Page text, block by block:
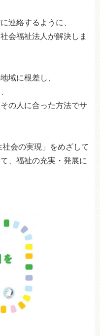
連絡するように、
会福祉法人が解決しま
域に根差し、
の人に合った方法でサ
会の実現」をめざして
、福祉の充実・発展に